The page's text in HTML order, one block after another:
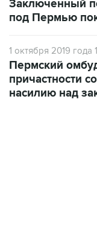
1 октября 2019 года
причастности
насилию над